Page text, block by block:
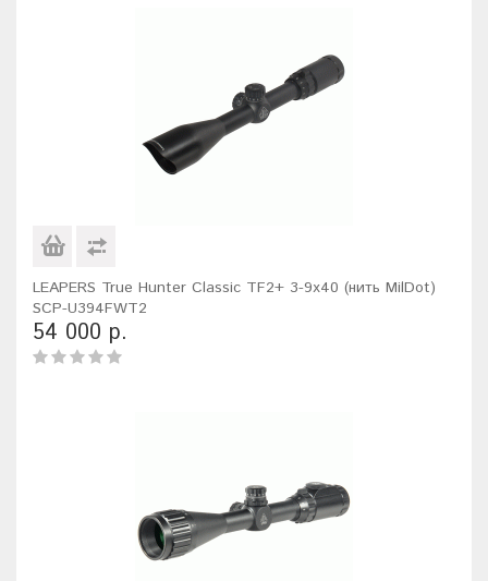
LEAPERS True Hunter Classic TF2+ 3-9x40 (нить MilDot)
SCP-U394FWT2
54 000 р.